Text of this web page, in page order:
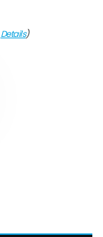
Details)